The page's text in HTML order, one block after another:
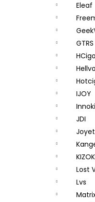
Eleaf
GTRS
IJOY
JDI
Lost
Lvs